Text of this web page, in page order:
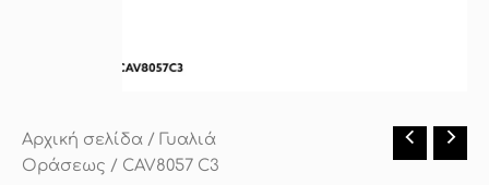
Αρχική σελίδα / Γυαλιά
Οράσεως / CAV8057 C3